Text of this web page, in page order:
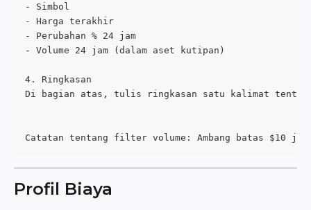
- Simbol
- Harga terakhir
- Perubahan % 24 jam
- Volume 24 jam (dalam aset kutipan)
4. Ringkasan
Di bagian atas, tulis ringkasan satu kalimat
Catatan tentang filter volume: Ambang batas $10
Profil Biaya